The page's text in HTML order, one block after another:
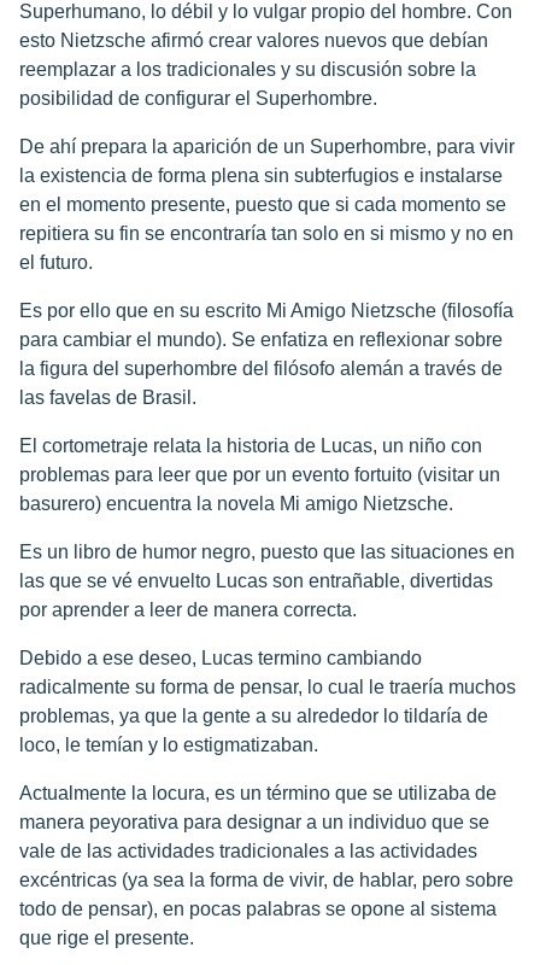
Superhumano, lo débil y lo vulgar propio del hombre. Con
esto Nietzsche afirmó crear valores nuevos que debían
reemplazar a los tradicionales y su discusión sobre la
posibilidad de configurar el Superhombre.
De ahí prepara la aparición de un Superhombre, para vivir
la existencia de forma plena sin subterfugios e instalarse
en el momento presente, puesto que si cada momento se
repitiera su fin se encontraría tan solo en si mismo y no en
el futuro.
Es por ello que en su escrito Mi Amigo Nietzsche (filosofía
para cambiar el mundo). Se enfatiza en reflexionar sobre
la figura del superhombre del filósofo alemán a través de
las favelas de Brasil.
El cortometraje relata la historia de Lucas, un niño con
problemas para leer que por un evento fortuito (visitar un
basurero) encuentra la novela Mi amigo Nietzsche.
Es un libro de humor negro, puesto que las situaciones en
las que se vé envuelto Lucas son entrañable, divertidas
por aprender a leer de manera correcta.
Debido a ese deseo, Lucas termino cambiando
radicalmente su forma de pensar, lo cual le traería muchos
problemas, ya que la gente a su alrededor lo tildaría de
loco, le temían y lo estigmatizaban.
Actualmente la locura, es un término que se utilizaba de
manera peyorativa para designar a un individuo que se
vale de las actividades tradicionales a las actividades
excéntricas (ya sea la forma de vivir, de hablar, pero sobre
todo de pensar), en pocas palabras se opone al sistema
que rige el presente.